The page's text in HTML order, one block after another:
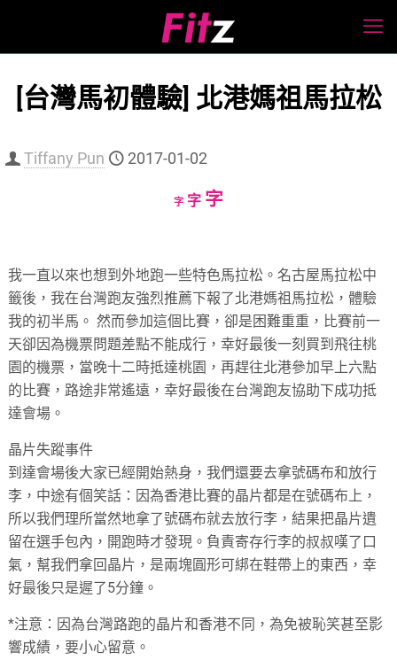
[台灣馬初體驗] 北港媽祖馬拉松
Tiffany Pun 2017-01-02
字Decrease
字Reset
字Increase
我一直以來也想到外地跑一些特色馬拉松。名古屋馬拉松中
籤後，我在台灣跑友強烈推薦下報了北港媽祖馬拉松，體驗
我的初半馬。 然而參加這個比賽，卻是困難重重，比賽前一
天卻因為機票問題差點不能成行，幸好最後一刻買到飛往桃
園的機票，當晚十二時抵達桃園，再趕往北港參加早上六點
的比賽，路途非常遙遠，幸好最後在台灣跑友協助下成功抵
達會場。
晶片失蹤事件
到達會場後大家已經開始熱身，我們還要去拿號碼布和放行
李，中途有個笑話：因為香港比賽的晶片都是在號碼布上，
所以我們理所當然地拿了號碼布就去放行李，結果把晶片遺
留在選手包內，開跑時才發現。負責寄存行李的叔叔嘆了口
氣，幫我們拿回晶片，是兩塊圓形可綁在鞋帶上的東西，幸
好最後只是遲了5分鐘。
*注意：因為台灣路跑的晶片和香港不同，為免被恥笑甚至影
響成績，要小心留意。